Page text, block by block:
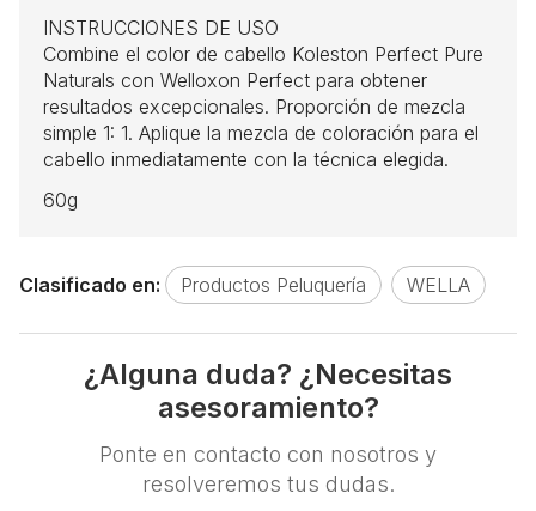
INSTRUCCIONES DE USO
Combine el color de cabello Koleston Perfect Pure
Naturals con Welloxon Perfect para obtener
resultados excepcionales. Proporción de mezcla
simple 1: 1. Aplique la mezcla de coloración para el
cabello inmediatamente con la técnica elegida.
60g
Clasificado en: Productos Peluquería WELLA
¿Alguna duda? ¿Necesitas
asesoramiento?
Ponte en contacto con nosotros y
resolveremos tus dudas.